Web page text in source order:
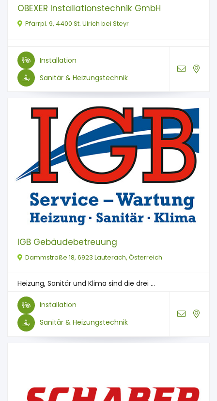
OBEXER Installationstechnik GmbH
Pfarrpl. 9, 4400 St. Ulrich bei Steyr
Installation
Sanitär & Heizungstechnik
IGB Gebäudebetreuung
Dammstraße 18, 6923 Lauterach, Österreich
Heizung, Sanitär und Klima sind die drei ...
Installation
Sanitär & Heizungstechnik